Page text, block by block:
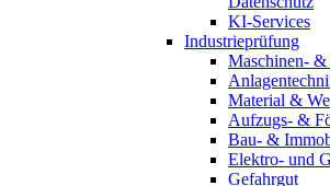
KI-Services
Industrieprüfung
Maschinen- &
Material &
Aufzugs- &
Bau- &
Elektro- und
Gefahrgut